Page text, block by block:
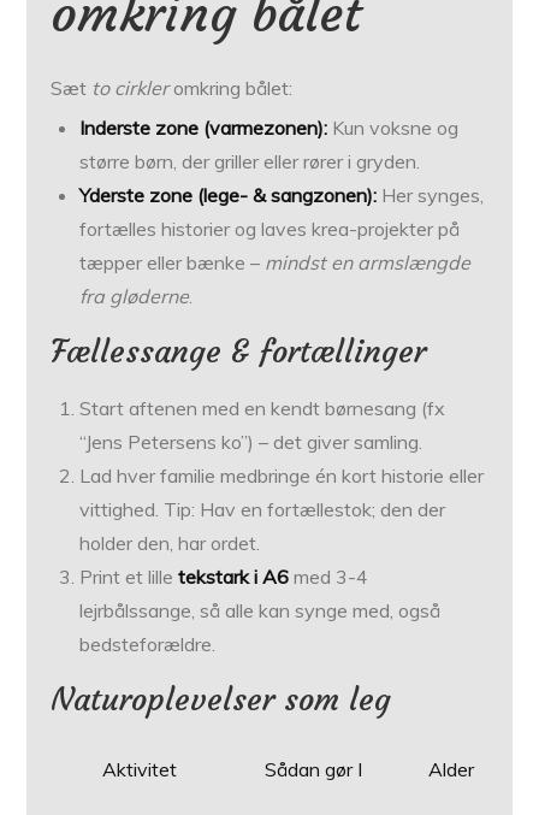
omkring bålet
Sæt to cirkleromkring bålet:
Inderste zone (varmezonen): Kun voksne og
større børn, der griller eller rører i gryden.
Yderste zone (lege- & sangzonen): Her synges,
fortælles historier og laves krea-projekter på
tæpper eller bænke – mindst en armslængde
fra gløderne.
Fællessange & fortællinger
Start aftenen med en kendt børnesang (fx
“Jens Petersens ko”) – det giver samling.
Lad hver familie medbringe én kort historie eller
vittighed. Tip: Hav en fortællestok; den der
holder den, har ordet.
Print et lilletekstark i A6 med 3-4
lejrbålssange, så alle kan synge med, også
bedsteforældre.
Naturoplevelser som leg
Aktivitet Sådan gør I Alder